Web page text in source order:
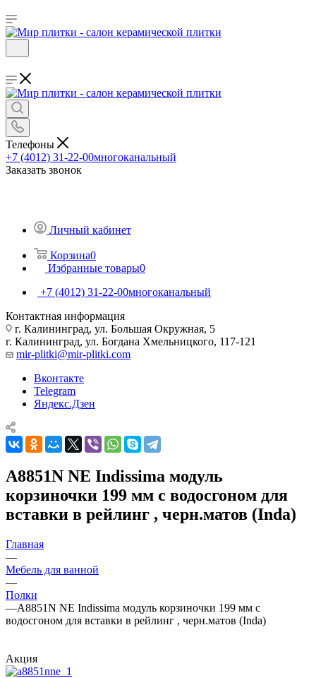
Телефоны
+7 (4012) 31-22-00многоканальный
Заказать звонок
Личный кабинет
Корзина0
Избранные товары0
+7 (4012) 31-22-00многоканальный
Контактная информация
г. Калининград, ул. Большая Окружная, 5
г. Калининград, ул. Богдана Хмельницкого, 117-121
mir-plitki@mir-plitki.com
Вконтакте
Telegram
Яндекс.Дзен
A8851N NE Indissima модуль
корзиночки 199 мм с водосгоном для
вставки в рейлинг , черн.матов (Inda)
Главная
—
Мебель для ванной
—
Полки
—A8851N NE Indissima модуль корзиночки 199 мм с
водосгоном для вставки в рейлинг , черн.матов (Inda)
Акция